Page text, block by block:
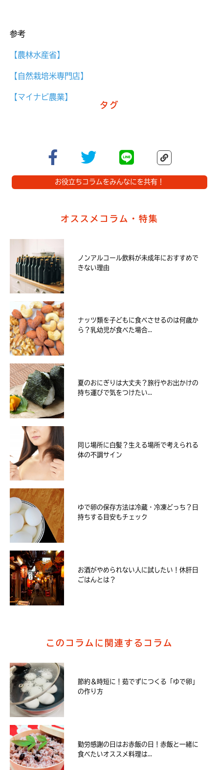
参考
【農林水産省】
【自然栽培米専門店】
【マイナビ農業】
タグ
お役立ちコラムをみんなにを共有！
オススメコラム・特集
ノンアルコール飲料が未成年におすすめで
きない理由
ナッツ類を子どもに食べさせるのは何歳か
ら？乳幼児が食べた場合...
夏のおにぎりは大丈夫？旅行やお出かけの
持ち運びで気をつけたい...
同じ場所に白髪？生える場所で考えられる
体の不調サイン
ゆで卵の保存方法は冷蔵・冷凍どっち？日
持ちする目安もチェック
お酒がやめられない人に試したい！休肝日
ごはんとは？
このコラムに関連するコラム
節約＆時短に！茹でずにつくる「ゆで卵」
の作り方
勤労感謝の日はお赤飯の日！赤飯と一緒に
食べたいオススメ料理は...